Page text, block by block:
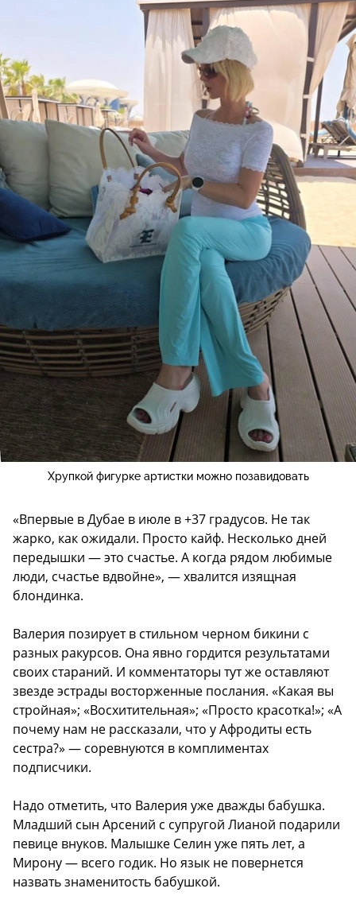
Хрупкой фигурке артистки можно позавидовать
«Впервые в Дубае в июле в +37 градусов. Не так
жарко, как ожидали. Просто кайф. Несколько дней
передышки — это счастье. А когда рядом любимые
люди, счастье вдвойне», — хвалится изящная
блондинка.
Валерия позирует в стильном черном бикини с
разных ракурсов. Она явно гордится результатами
своих стараний. И комментаторы тут же оставляют
звезде эстрады восторженные послания. «Какая вы
стройная»; «Восхитительная»; «Просто красотка!»; «А
почему нам не рассказали, что у Афродиты есть
сестра?» — соревнуются в комплиментах
подписчики.
Надо отметить, что Валерия уже дважды бабушка.
Младший сын Арсений с супругой Лианой подарили
певице внуков. Малышке Селин уже пять лет, а
Мирону — всего годик. Но язык не повернется
назвать знаменитость бабушкой.